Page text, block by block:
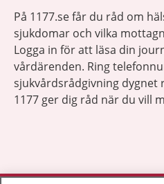
På 1177.se får du råd om
sjukdomar och vilka
Logga in för att läsa din
vårdärenden. Ring
sjukvårdsrådgivning dygnet
1177 ger dig råd när du vill